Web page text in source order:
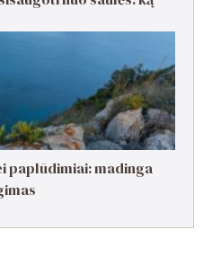
paplūdimiai: madinga